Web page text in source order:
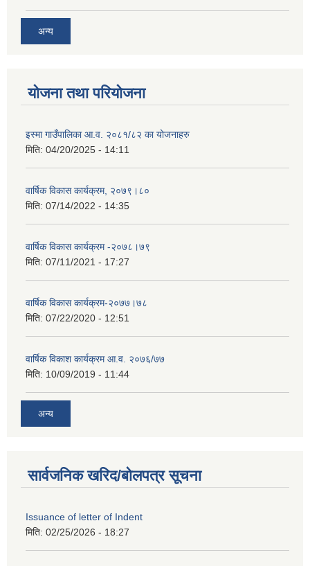
अन्य
योजना तथा परियोजना
इस्मा गाउँपालिका आ.व. २०८१/८२ का योजनाहरु
मिति: 04/20/2025 - 14:11
वार्षिक विकास कार्यक्रम, २०७९।८०
मिति: 07/14/2022 - 14:35
वार्षिक विकास कार्यक्रम -२०७८।७९
मिति: 07/11/2021 - 17:27
वार्षिक विकास कार्यक्रम-२०७७।७८
मिति: 07/22/2020 - 12:51
वार्षिक विकाश कार्यक्रम आ.व. २०७६/७७
मिति: 10/09/2019 - 11:44
अन्य
सार्वजनिक खरिद/बोलपत्र सूचना
Issuance of letter of Indent
मिति: 02/25/2026 - 18:27